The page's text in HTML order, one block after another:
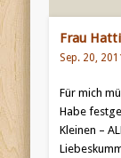
Frau
Sep. 20,
Für mich
Habe
Kleinen –